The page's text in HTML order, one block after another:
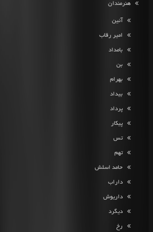
هنرمندان
آئین
امیر رقاب
بامداد
بن
بهرام
بیداد
پرداد
پیکار
تس
تهم
حامد اسلش
داراب
داریوش
دیگرد
رخ